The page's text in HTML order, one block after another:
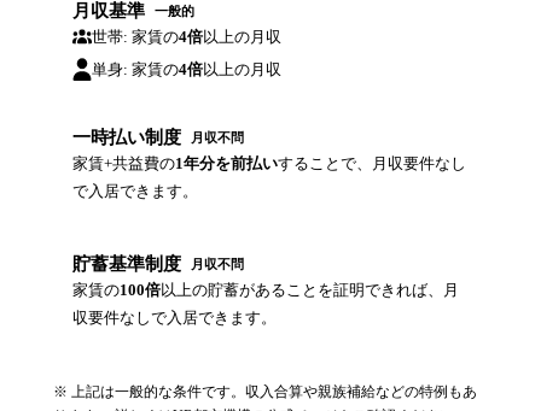
月収基準 一般的
世帯: 家賃の4倍以上の月収
単身: 家賃の4倍以上の月収
一時払い制度 月収不問
家賃+共益費の1年分を前払いすることで、月収要件なし
で入居できます。
貯蓄基準制度 月収不問
家賃の100倍以上の貯蓄があることを証明できれば、月
収要件なしで入居できます。
※ 上記は一般的な条件です。収入合算や親族補給などの特例もあ